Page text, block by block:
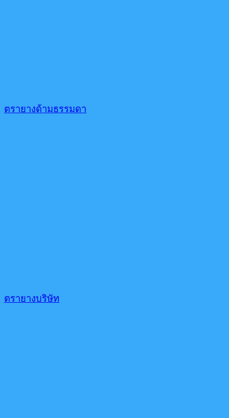
ตรายางด้ามธรรมดา
ตรายางบริษัท